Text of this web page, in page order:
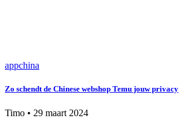
appchina
Zo schendt de Chinese webshop Temu jouw privacy
Timo • 29 maart 2024